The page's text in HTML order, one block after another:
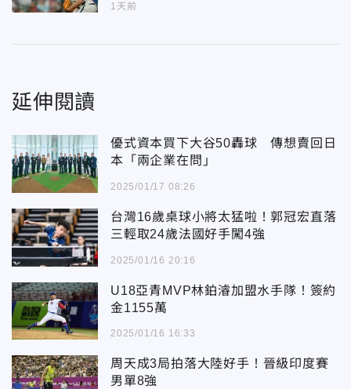
1天前
延伸閱讀
優式資本買下大谷50轟球 傳想賣回日
本「兩企業在問」
2025/01/17 08:26
台灣16歲桌球小將太猛啦！郭冠宏直落
三輕取24歲法國好手闖4強
2025/01/16 20:16
U18亞青MVP林鉑濬加盟水手隊！簽約
金1155萬
2025/01/16 16:33
周天成3局拍落大陸好手！晉級印度賽
男單8強